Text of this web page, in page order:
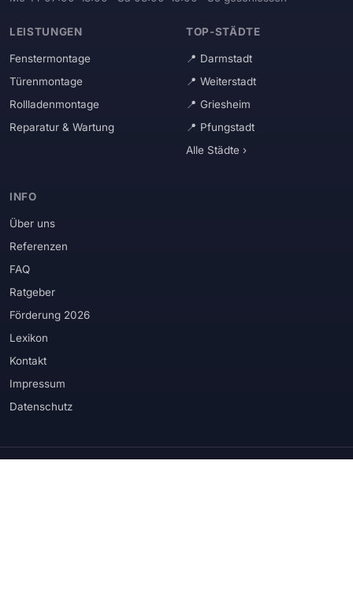
LEISTUNGEN
Fenstermontage
Türenmontage
Rollladenmontage
Reparatur & Wartung
TOP-STÄDTE
Darmstadt
Weiterstadt
Griesheim
Pfungstadt
Alle Städte ›
INFO
Über uns
Referenzen
FAQ
Ratgeber
Förderung 2026
Lexikon
Kontakt
Impressum
Datenschutz